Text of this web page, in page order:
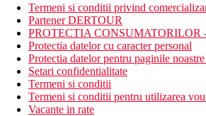
piscina
Spa
zona de relaxare
transfer de la si/sau la aeroport
Descrierea plajei
plaja cu nisip
Activitati sportive gratuite
Termeni si conditii privind
Partener DERTOUR
PROTECTIA CONSUMATORILOR
Protectia datelor cu caracter personal
Protectia datelor pentru paginile
Setari confidentialitate
Termeni si conditii
Termeni si conditii pentru utilizarea
Vacante in rate